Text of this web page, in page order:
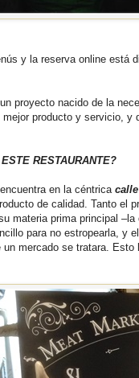
y la reserva online está
proyecto nacido de la
producto y servicio,
RESTAURANTE?
en la céntrica
de calidad. Tanto el
materia prima principal
para no estropearla, y
mercado se tratara.